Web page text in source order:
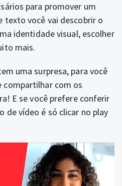
para promover um
texto você vai descobrir o
identidade visual, escolher
mais.
uma surpresa, para você
compartilhar com os
E se você prefere conferir
de vídeo é só clicar no play